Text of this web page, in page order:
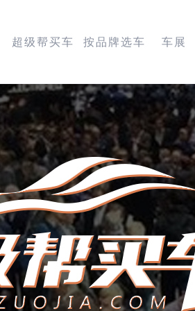
超级帮买车 按品牌选车 车展